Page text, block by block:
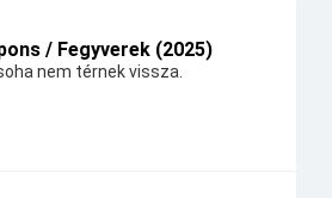
/ Fegyverek (2025)
nem térnek vissza.